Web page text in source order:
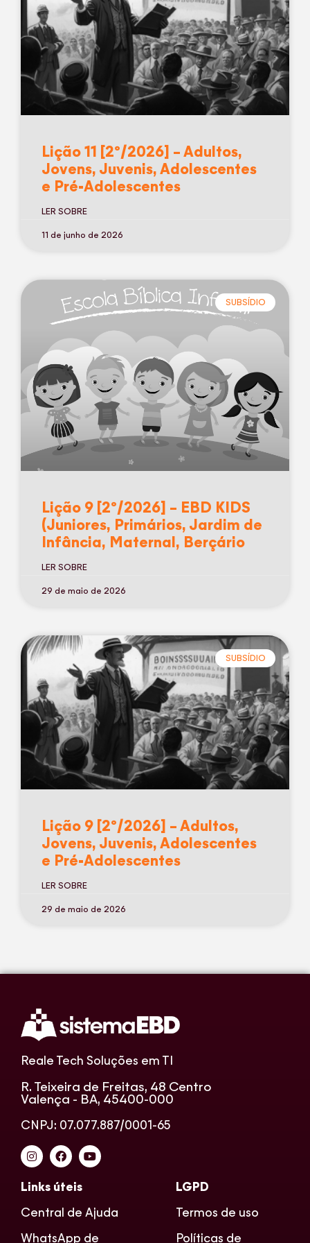
Lição 11 [2º/2026] – Adultos,
Jovens, Juvenis, Adolescentes
e Pré-Adolescentes
LER SOBRE
11 de junho de 2026
SUBSÍDIO
Lição 9 [2º/2026] – EBD KIDS
(Juniores, Primários, Jardim de
Infância, Maternal, Berçário
LER SOBRE
29 de maio de 2026
SUBSÍDIO
Lição 9 [2º/2026] – Adultos,
Jovens, Juvenis, Adolescentes
e Pré-Adolescentes
LER SOBRE
29 de maio de 2026
Reale Tech Soluções em TI
R. Teixeira de Freitas, 48 Centro
Valença - BA, 45400-000
CNPJ: 07.077.887/0001-65
Links úteis
Central de Ajuda
WhatsApp de
LGPD
Termos de uso
Políticas de